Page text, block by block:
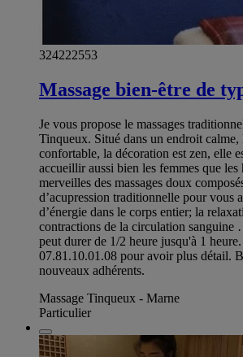
324222553
Massage bien-être de
Je vous propose le massages
Tinqueux. Situé dans un endroit calme,
confortable, la décoration est zen, elle
accueillir aussi bien les femmes que les
merveilles des massages doux
d’acupression traditionnelle pour vous
d’énergie dans le corps entier; la
contractions de la circulation sanguine
peut durer de 1/2 heure jusqu'à 1
07.81.10.01.08 pour avoir plus détail.
nouveaux adhérents.
Massage Tinqueux - Marne
Particulier